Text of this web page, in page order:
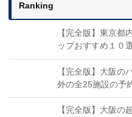
Ranking
【完全版】東京都
ップおすすめ１０
【完全版】大阪の
外の全25施設の予
【完全版】大阪の